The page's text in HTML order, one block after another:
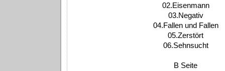
02.Eisenmann
03.Negativ
04.Fallen und Fallen
05.Zerstört
06.Sehnsucht
B Seite